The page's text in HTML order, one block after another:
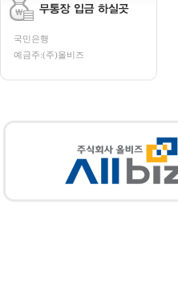
국민은행
예금주:(주)올비즈